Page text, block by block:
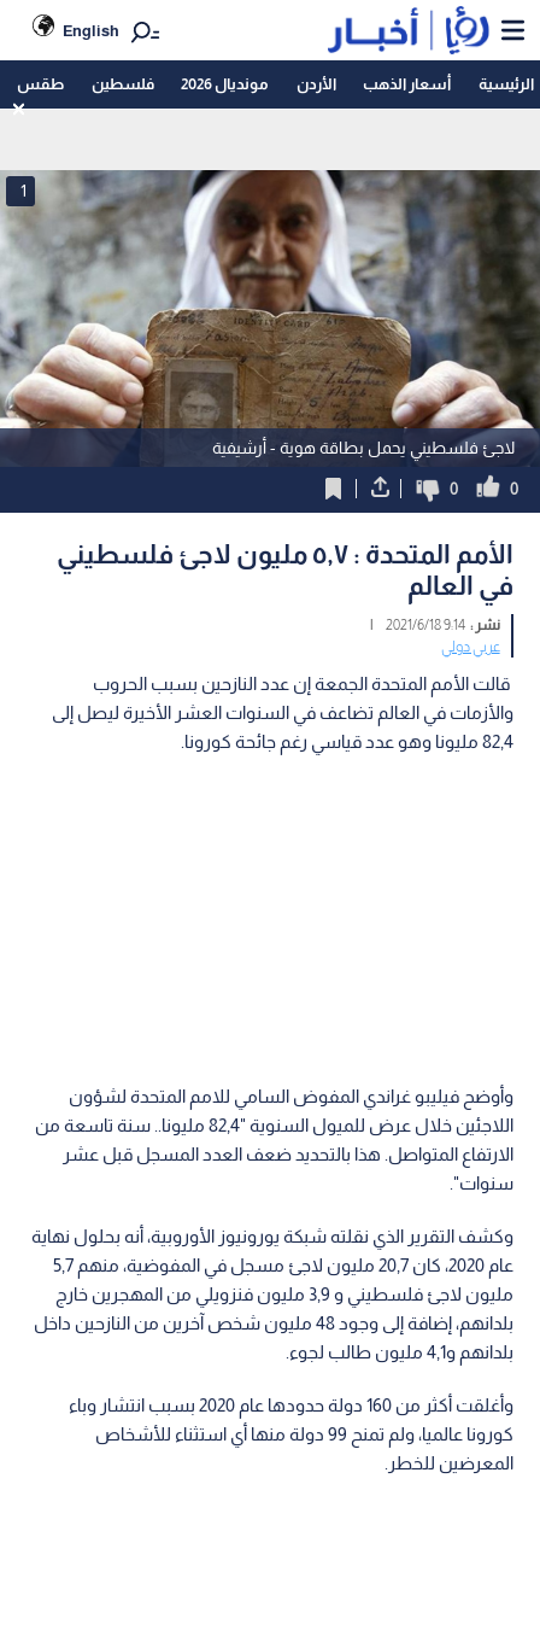
English
الرئيسية أسعار الذهب الأردن مونديال 2026 فلسطين طقس
لاجئ فلسطيني يحمل بطاقة هوية - أرشيفية
1
0
0
الأمم المتحدة : ٥,٧ مليون لاجئ فلسطيني
في العالم
نشر :9:14 2021/6/18
|
عربي دولي
قالت الأمم المتحدة الجمعة إن عدد النازحين بسبب الحروب
والأزمات في العالم تضاعف في السنوات العشر الأخيرة ليصل إلى
82,4 مليونا وهو عدد قياسي رغم جائحة كورونا.
وأوضح فيليبو غراندي المفوض السامي للامم المتحدة لشؤون
اللاجئين خلال عرض للميول السنوية "82,4 مليونا.. سنة تاسعة من
الارتفاع المتواصل. هذا بالتحديد ضعف العدد المسجل قبل عشر
سنوات".
وكشف التقرير الذي نقلته شبكة يورونيوز الأوروبية، أنه بحلول نهاية
عام 2020، كان 20,7 مليون لاجئ مسجل في المفوضية، منهم 5,7
مليون لاجئ فلسطيني و 3,9 مليون فنزويلي من المهجرين خارج
بلدانهم، إضافة إلى وجود 48 مليون شخص آخرين من النازحين داخل
بلدانهم و4,1 مليون طالب لجوء.
وأغلقت أكثر من 160 دولة حدودها عام 2020 بسبب انتشار وباء
كورونا عالميا، ولم تمنح 99 دولة منها أي استثناء للأشخاص
المعرضين للخطر.